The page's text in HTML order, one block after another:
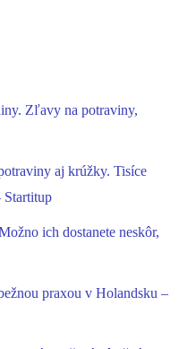
Zľavy na potraviny,
aj krúžky. Tisíce
Startitup
ich dostanete neskôr,
praxou v Holandsku –